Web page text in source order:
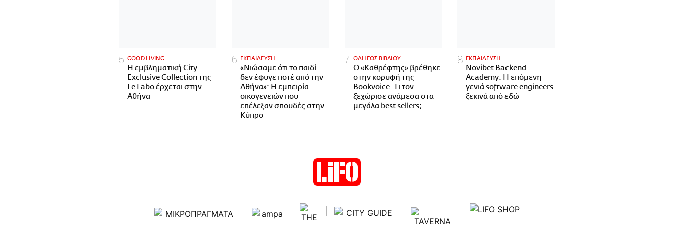
GOOD LIVING
Η εμβληματική City
Exclusive Collection της
Le Labo έρχεται στην
Αθήνα
ΕΚΠΑΙΔΕΥΣΗ
«Νιώσαμε ότι το παιδί
δεν έφυγε ποτέ από την
Αθήνα»: Η εμπειρία
οικογενειών που
επέλεξαν σπουδές στην
Κύπρο
ΟΔΗΓΟΣ ΒΙΒΛΙΟΥ
Ο «Καθρέφτης» βρέθηκε
στην κορυφή της
Bookvoice. Τι τον
ξεχώρισε ανάμεσα στα
μεγάλα best sellers;
ΕΚΠΑΙΔΕΥΣΗ
Novibet Backend
Academy: Η επόμενη
γενιά software engineers
ξεκινά από εδώ